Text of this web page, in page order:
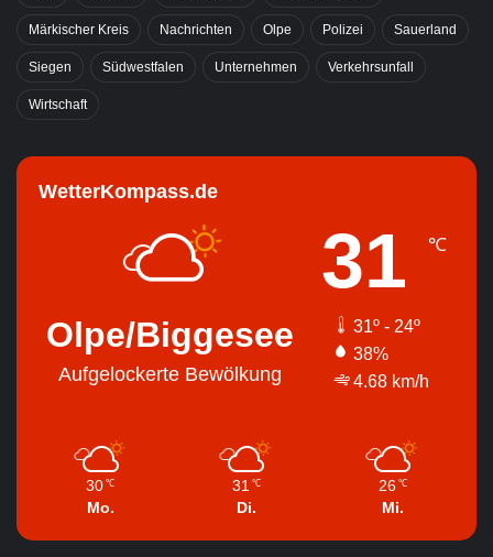
Märkischer Kreis Nachrichten Olpe Polizei Sauerland
Siegen Südwestfalen Unternehmen Verkehrsunfall
Wirtschaft
WetterKompass.de
Olpe/Biggesee
Aufgelockerte Bewölkung
31 ℃
31º - 24º
38%
4.68 km/h
30 ℃
Mo.
31 ℃
Di.
26 ℃
Mi.